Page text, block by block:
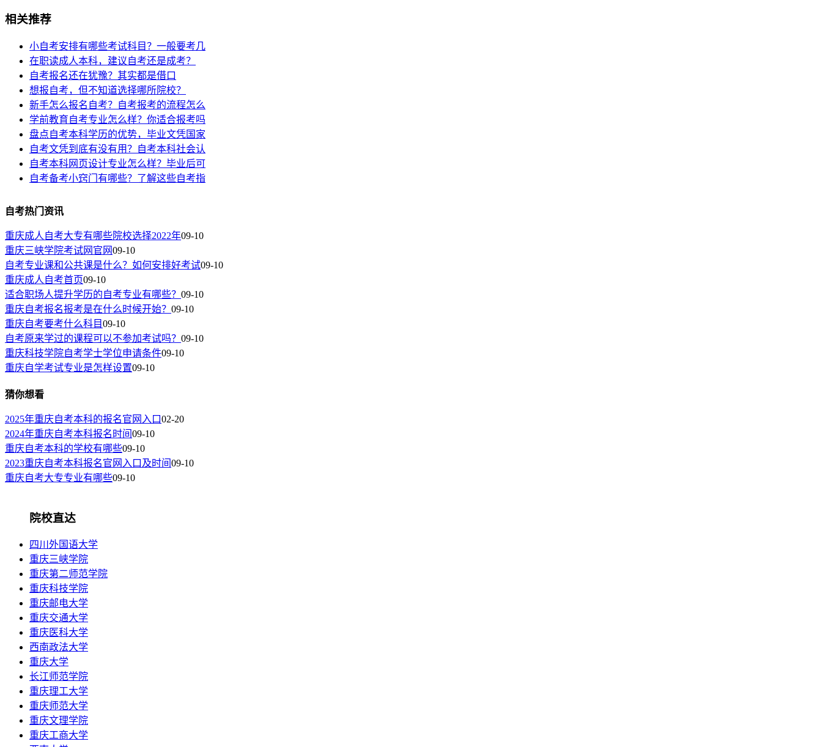
相关推荐
小自考安排有哪些考试科目？一般要考几
在职读成人本科，建议自考还是成考？
自考报名还在犹豫？其实都是借口
想报自考，但不知道选择哪所院校？
新手怎么报名自考？自考报考的流程怎么
学前教育自考专业怎么样？你适合报考吗
盘点自考本科学历的优势，毕业文凭国家
自考文凭到底有没有用？自考本科社会认
自考本科网页设计专业怎么样？毕业后可
自考备考小窍门有哪些？了解这些自考指
自考热门资讯
重庆成人自考大专有哪些院校选择2022年09-10
重庆三峡学院考试网官网09-10
自考专业课和公共课是什么？如何安排好考试09-10
重庆成人自考首页09-10
适合职场人提升学历的自考专业有哪些？ 09-10
重庆自考报名报考是在什么时候开始？ 09-10
重庆自考要考什么科目09-10
自考原来学过的课程可以不参加考试吗？ 09-10
重庆科技学院自考学士学位申请条件09-10
重庆自学考试专业是怎样设置09-10
猜你想看
2025年重庆自考本科的报名官网入口02-20
2024年重庆自考本科报名时间09-10
重庆自考本科的学校有哪些09-10
2023重庆自考本科报名官网入口及时间09-10
重庆自考大专专业有哪些09-10
院校直达
四川外国语大学
重庆三峡学院
重庆第二师范学院
重庆科技学院
重庆邮电大学
重庆交通大学
重庆医科大学
西南政法大学
重庆大学
长江师范学院
重庆理工大学
重庆师范大学
重庆文理学院
重庆工商大学